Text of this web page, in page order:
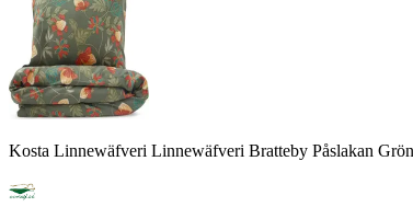
Kosta Linnewäfveri Linnewäfveri Bratteby Påslakan